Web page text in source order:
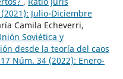
Julio-Diciembre
Camila Echeverri,
Soviética y
desde la teoría del caos
Núm. 34 (2022): Enero-